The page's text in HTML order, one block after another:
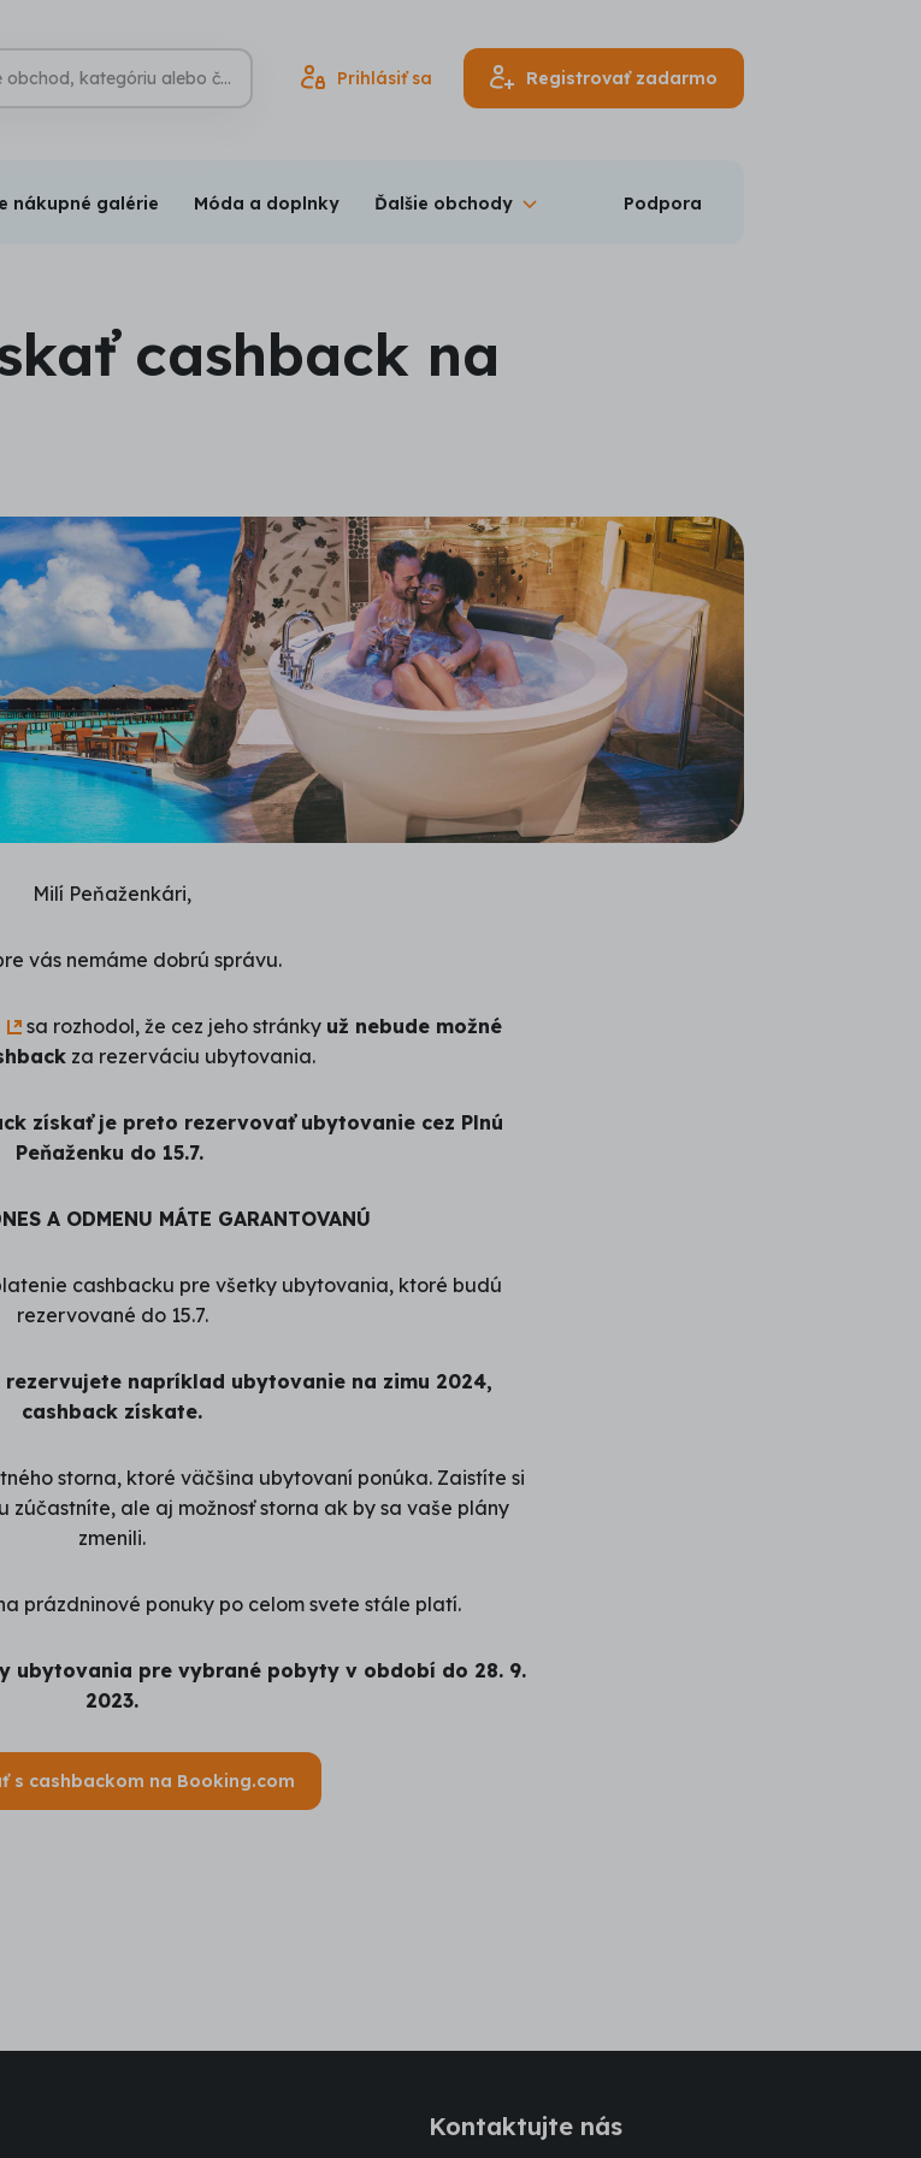
Vyhľadávanie
Hľadať Prihlásiť sa Registrovať zadarmo
nákupné galérie Móda a doplnky Ďalšie obchody Podpora
cashback na
Milí Peňaženkári,
vás nemáme dobrú správu.
sa rozhodol, že cez jeho stránky už nebude možné
za rezerváciu ubytovania.
získať je preto rezervovať ubytovanie cez Plnú
Peňaženku do 15.7.
A ODMENU MÁTE GARANTOVANÚ
cashbacku pre všetky ubytovania, ktoré budú
rezervované do 15.7.
rezervujete napríklad ubytovanie na zimu 2024,
cashback získate.
storna, ktoré väčšina ubytovaní ponúka. Zaistíte si
zúčastníte, ale aj možnosť storna ak by sa vaše plány
zmenili.
prázdninové ponuky po celom svete stále platí.
ubytovania pre vybrané pobyty v období do 28. 9.
2023.
s cashbackom na Booking.com
Kontaktujte nás